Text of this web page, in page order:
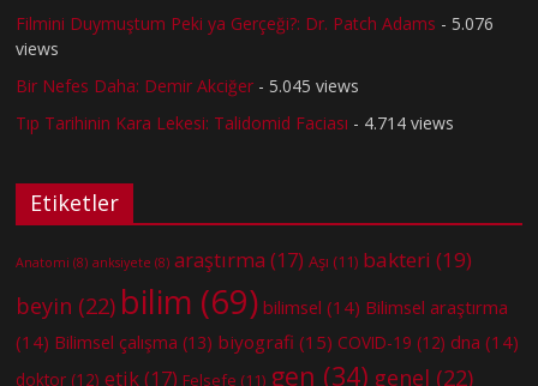
Filmini Duymuştum Peki ya Gerçeği?: Dr. Patch Adams - 5.076
views
Bir Nefes Daha: Demir Akciğer - 5.045 views
Tıp Tarihinin Kara Lekesi: Talidomid Faciası - 4.714 views
Etiketler
Anatomi (8) anksiyete (8) araştırma (17) Aşı (11) bakteri (19)
beyin (22) bilim (69) bilimsel (14) Bilimsel araştırma
(14) Bilimsel çalışma (13) biyografi (15) COVID-19 (12) dna (14)
doktor (12) etik(17) Felsefe (11) gen (34) genel (22)